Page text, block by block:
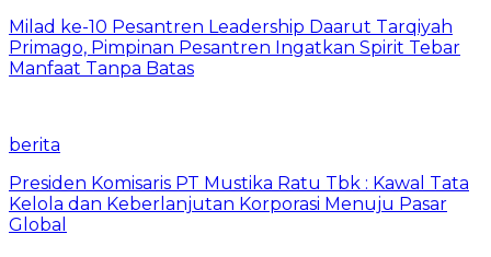
Milad ke-10 Pesantren Leadership Daarut Tarqiyah
Primago, Pimpinan Pesantren Ingatkan Spirit Tebar
Manfaat Tanpa Batas
berita
Presiden Komisaris PT Mustika Ratu Tbk : Kawal Tata
Kelola dan Keberlanjutan Korporasi Menuju Pasar
Global